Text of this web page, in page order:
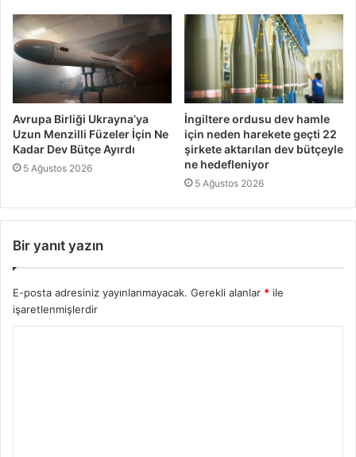
Avrupa Birliği Ukrayna’ya
Uzun Menzilli Füzeler İçin Ne
Kadar Dev Bütçe Ayırdı
5 Ağustos 2026
İngiltere ordusu dev hamle
için neden harekete geçti 22
şirkete aktarılan dev bütçeyle
ne hedefleniyor
5 Ağustos 2026
Bir yanıt yazın
E-posta adresiniz yayınlanmayacak. Gerekli alanlar * ile
işaretlenmişlerdir